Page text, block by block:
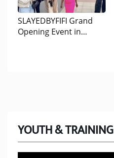
SLAYEDBYFIFI Grand
Opening Event in
YOUTH & TRAINING